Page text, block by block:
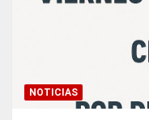
NOTICIAS